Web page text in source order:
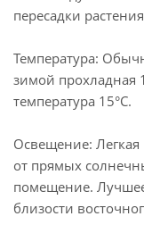
пересадки
Температура:
зимой прохладная
температура 15°С.
Освещение: Легкая
от прямых
помещение.
близости